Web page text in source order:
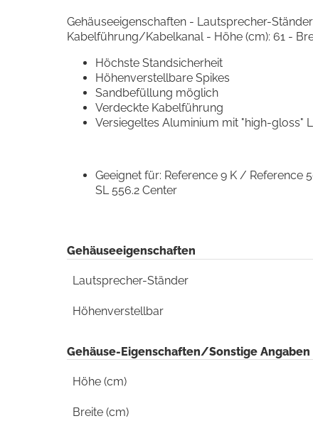
Gehäuseeigenschaften - Lautsprecher-
Kabelführung/Kabelkanal - Höhe (cm): 61 -
Höchste Standsicherheit
Höhenverstellbare Spikes
Sandbefüllung möglich
Verdeckte Kabelführung
Versiegeltes Aluminium mit "high-gloss"
Geeignet für: Reference 9 K /
SL 556.2 Center
Gehäuseeigenschaften
Lautsprecher-Ständer
Höhenverstellbar
Gehäuse-Eigenschaften/Sonstige Angaben
Höhe (cm)
Breite (cm)